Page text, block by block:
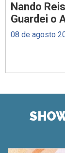
Nando
Guardei o
08 de agosto